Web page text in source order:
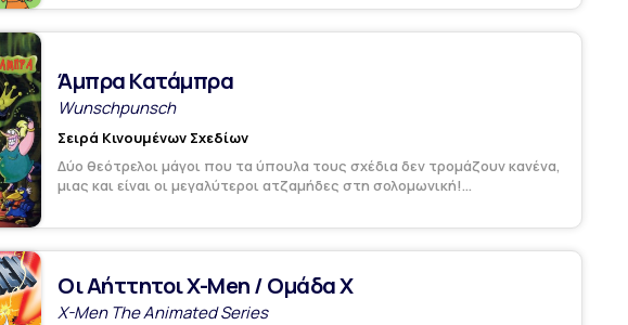
Άμπρα Κατάμπρα
Wunschpunsch
Σειρά Κινουμένων Σχεδίων
Δύο θεότρελοι μάγοι που τα ύπουλα τους σχέδια δεν τρομάζουν κανένα,
μιας και είναι οι μεγαλύτεροι ατζαμήδες στη σολομωνική!...
Οι Αήττητοι X-Men / Ομάδα Χ
X-Men The Animated Series